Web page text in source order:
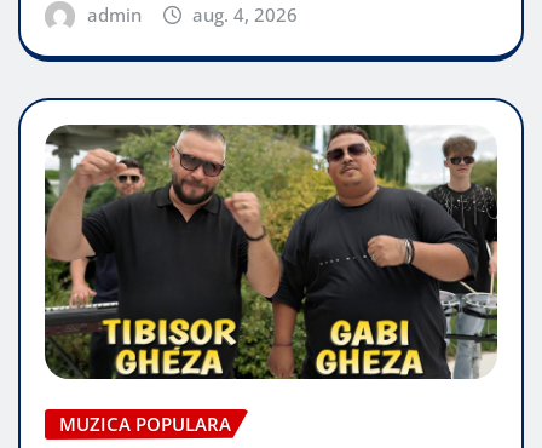
admin aug. 4, 2026
MUZICA POPULARA